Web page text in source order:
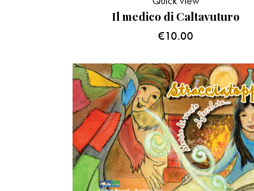
Il medico di Caltavuturo
€10.00